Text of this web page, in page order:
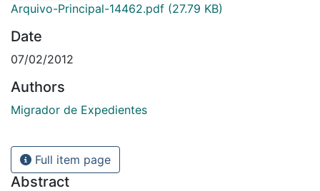
Arquivo-Principal-14462.pdf (27.79 KB)
Date
07/02/2012
Authors
Migrador de Expedientes
Full item page
Abstract